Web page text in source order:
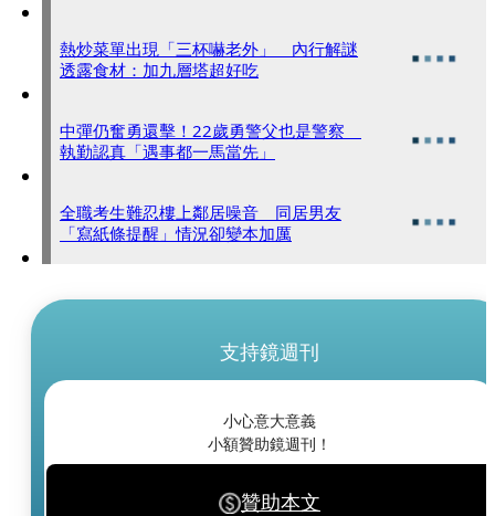
熱炒菜單出現「三杯嚇老外」 內行解謎
透露食材：加九層塔超好吃
中彈仍奮勇還擊！22歲勇警父也是警察
執勤認真「遇事都一馬當先」
全職考生難忍樓上鄰居噪音 同居男友
「寫紙條提醒」情況卻變本加厲
支持鏡週刊
小心意大意義
小額贊助鏡週刊！
贊助本文